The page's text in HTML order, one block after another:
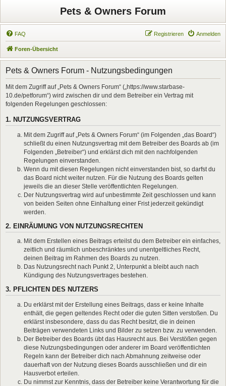
Pets & Owners Forum
FAQ Anmelden
Registrieren
Foren-Übersicht
Pets & Owners Forum - Nutzungsbedingungen
Mit dem Zugriff auf „Pets & Owners Forum“ („https://www.starbase-
10.de/petforum“) wird zwischen dir und dem Betreiber ein Vertrag mit
folgenden Regelungen geschlossen:
1. NUTZUNGSVERTRAG
Mit dem Zugriff auf „Pets & Owners Forum“ (im Folgenden „das Board“)
schließt du einen Nutzungsvertrag mit dem Betreiber des Boards ab (im
Folgenden „Betreiber“) und erklärst dich mit den nachfolgenden
Regelungen einverstanden.
Wenn du mit diesen Regelungen nicht einverstanden bist, so darfst du
das Board nicht weiter nutzen. Für die Nutzung des Boards gelten
jeweils die an dieser Stelle veröffentlichten Regelungen.
Der Nutzungsvertrag wird auf unbestimmte Zeit geschlossen und kann
von beiden Seiten ohne Einhaltung einer Frist jederzeit gekündigt
werden.
2. EINRÄUMUNG VON NUTZUNGSRECHTEN
Mit dem Erstellen eines Beitrags erteilst du dem Betreiber ein einfaches,
zeitlich und räumlich unbeschränktes und unentgeltliches Recht,
deinen Beitrag im Rahmen des Boards zu nutzen.
Das Nutzungsrecht nach Punkt 2, Unterpunkt a bleibt auch nach
Kündigung des Nutzungsvertrages bestehen.
3. PFLICHTEN DES NUTZERS
Du erklärst mit der Erstellung eines Beitrags, dass er keine Inhalte
enthält, die gegen geltendes Recht oder die guten Sitten verstoßen. Du
erklärst insbesondere, dass du das Recht besitzt, die in deinen
Beiträgen verwendeten Links und Bilder zu setzen bzw. zu verwenden.
Der Betreiber des Boards übt das Hausrecht aus. Bei Verstößen gegen
diese Nutzungsbedingungen oder anderer im Board veröffentlichten
Regeln kann der Betreiber dich nach Abmahnung zeitweise oder
dauerhaft von der Nutzung dieses Boards ausschließen und dir ein
Hausverbot erteilen.
Du nimmst zur Kenntnis, dass der Betreiber keine Verantwortung für die